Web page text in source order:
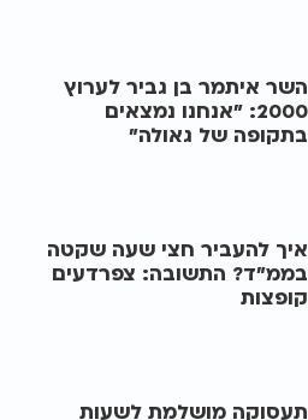
השר איתמר בן גביר לערוץ
2000: "אנחנו נמצאים
בתקופה של גאולה"
איך להעביר חצי שעה שקטה
בממ"ד? התשובה: צפרדעים
קופצות
תעסוקה מושלמת לשעות